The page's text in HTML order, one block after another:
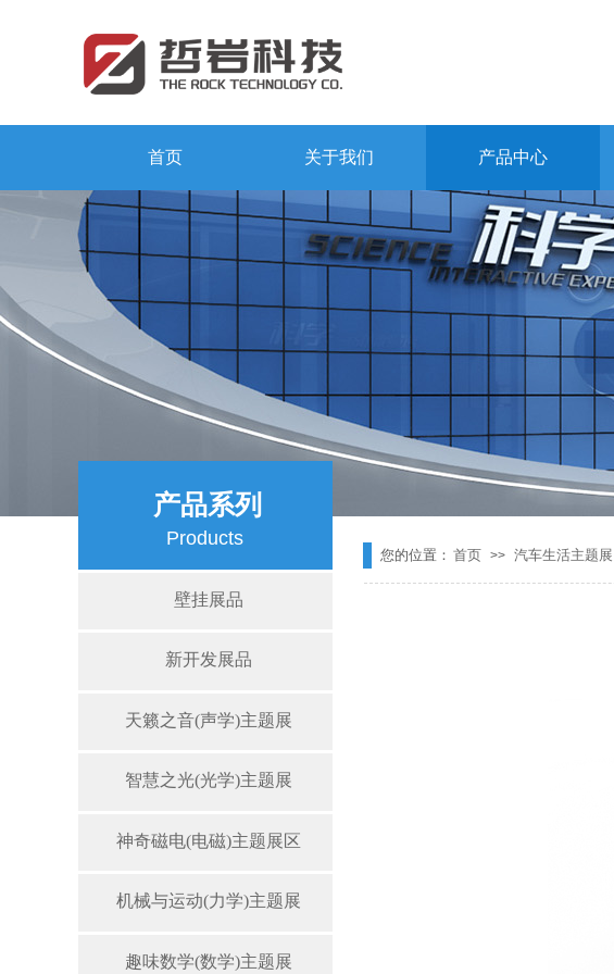
首页 关于我们 产品中心
Products
产品系列
您的位置： 首页 >> 汽车生活主题展
壁挂展品
新开发展品
天籁之音(声学)主题展
智慧之光(光学)主题展
神奇磁电(电磁)主题展区
机械与运动(力学)主题展
趣味数学(数学)主题展